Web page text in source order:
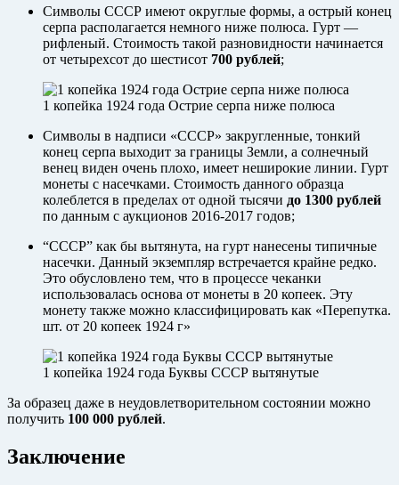
Символы СССР имеют округлые формы, а острый конец
серпа располагается немного ниже полюса. Гурт —
рифленый. Стоимость такой разновидности начинается
от четырехсот до шестисот 700 рублей;
1 копейка 1924 года Острие серпа ниже полюса
Символы в надписи «СССР» закругленные, тонкий
конец серпа выходит за границы Земли, а солнечный
венец виден очень плохо, имеет неширокие линии. Гурт
монеты с насечками. Стоимость данного образца
колеблется в пределах от одной тысячи до 1300 рублей
по данным с аукционов 2016-2017 годов;
“СССР” как бы вытянута, на гурт нанесены типичные
насечки. Данный экземпляр встречается крайне редко.
Это обусловлено тем, что в процессе чеканки
использовалась основа от монеты в 20 копеек. Эту
монету также можно классифицировать как «Перепутка.
шт. от 20 копеек 1924 г»
1 копейка 1924 года Буквы СССР вытянутые
За образец даже в неудовлетворительном состоянии можно
получить 100 000 рублей.
Заключение